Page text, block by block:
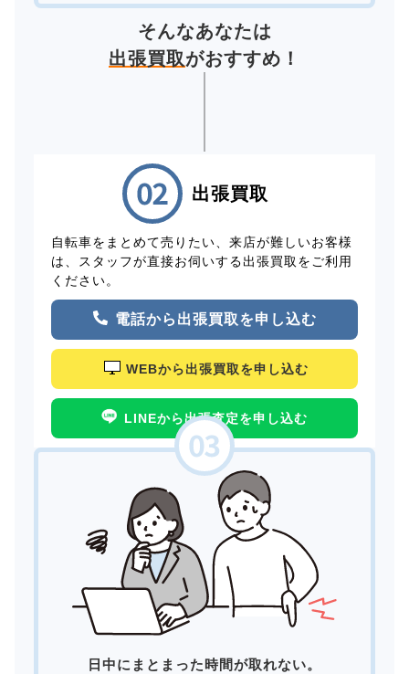
そんなあなたは
出張買取がおすすめ！
出張買取
自転車をまとめて売りたい、来店が難しいお客様
は、スタッフが直接お伺いする出張買取をご利用
ください。
電話から出張買取を申し込む
WEBから出張買取を申し込む
LINEから出張査定を申し込む
日中にまとまった時間が取れない。